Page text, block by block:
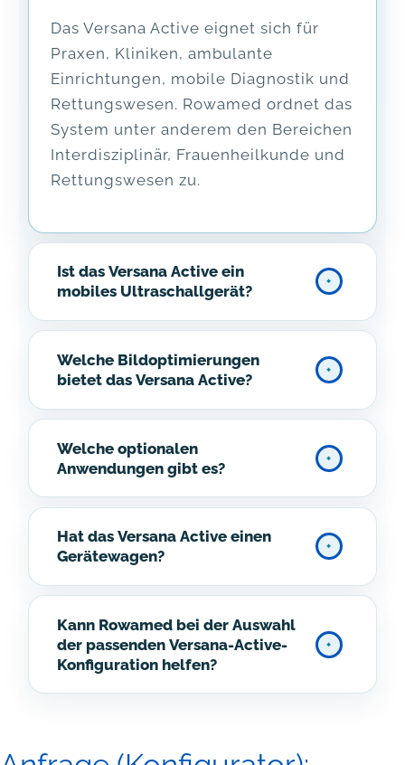
Das Versana Active eignet sich für
Praxen, Kliniken, ambulante
Einrichtungen, mobile Diagnostik und
Rettungswesen. Rowamed ordnet das
System unter anderem den Bereichen
Interdisziplinär, Frauenheilkunde und
Rettungswesen zu.
Ist das Versana Active ein
mobiles Ultraschallgerät?
Welche Bildoptimierungen
bietet das Versana Active?
Welche optionalen
Anwendungen gibt es?
Hat das Versana Active einen
Gerätewagen?
Kann Rowamed bei der Auswahl
der passenden Versana-Active-
Konfiguration helfen?